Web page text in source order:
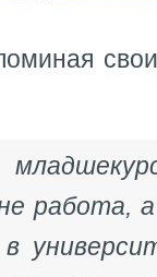
работа,